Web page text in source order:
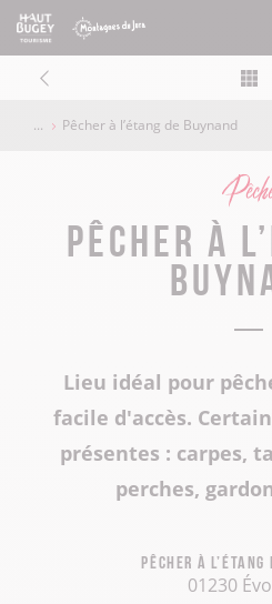
Pêcher à l’étang de Buynand
Pêcher à
Lieu idéal pour
facile d'accès.
présentes : carpes,
perches,
Pêcher à l’étang
01230